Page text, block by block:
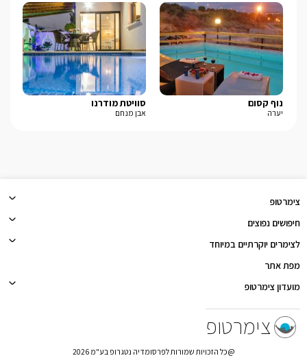
נוף קסום
יערה
סוויטת מודרנו
אבן מנחם
צימרטופ
צימרטופ
חיפושים נפוצים
לצימרים יוקרתיים במיוחד
מפת אתר
מועדון צימרטופ
@כל הזכויות שמורות לפרסומדיה נטגרופ בע"מ 2026